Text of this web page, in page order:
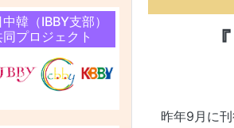
中韓（IBBY支部）
同プロジェクト
昨年9月に刊